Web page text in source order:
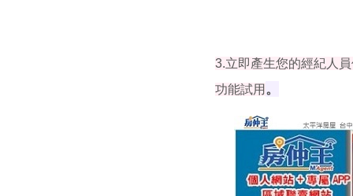
3.立即產生您的經紀人
功能試用 。